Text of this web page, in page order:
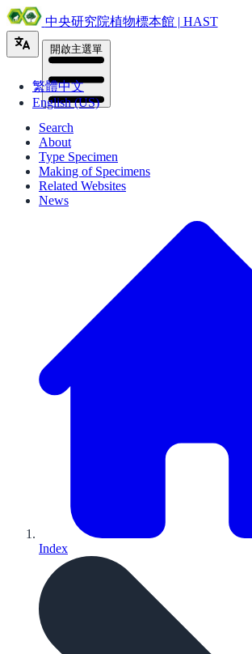
中央研究院植物標本館 | HAST
繁體中文
English (US)
開啟主選單
Search
About
Type Specimen
Making of Specimens
Related Websites
News
Index